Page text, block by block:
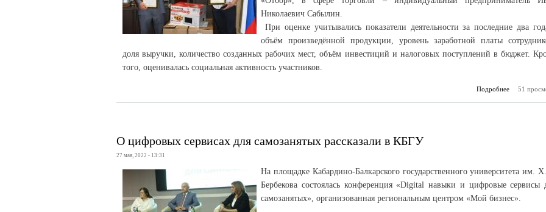
Николаевич Сабылин.
При оценке учитывались показатели деятельности за последние два
объём произведённой продукции, уровень заработной платы
доля выручки, количество созданных рабочих мест, объём инвестиций и налоговых поступлений в бюджет.
того, оценивалась социальная активность участников.
Подробнее 51
О цифровых сервисах для самозанятых рассказали в КБГУ
27 мая, 2022 - 13:31
На площадке Кабардино-Балкарского государственного университета им.
Бербекова состоялась конференция «Digital навыки и цифровые сервисы
самозанятых», организованная региональным центром «Мой бизнес».